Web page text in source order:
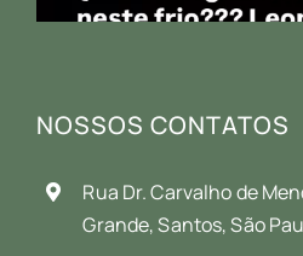
NOSSOS CONTATOS
Rua Dr. Carvalho de
Grande, Santos, São